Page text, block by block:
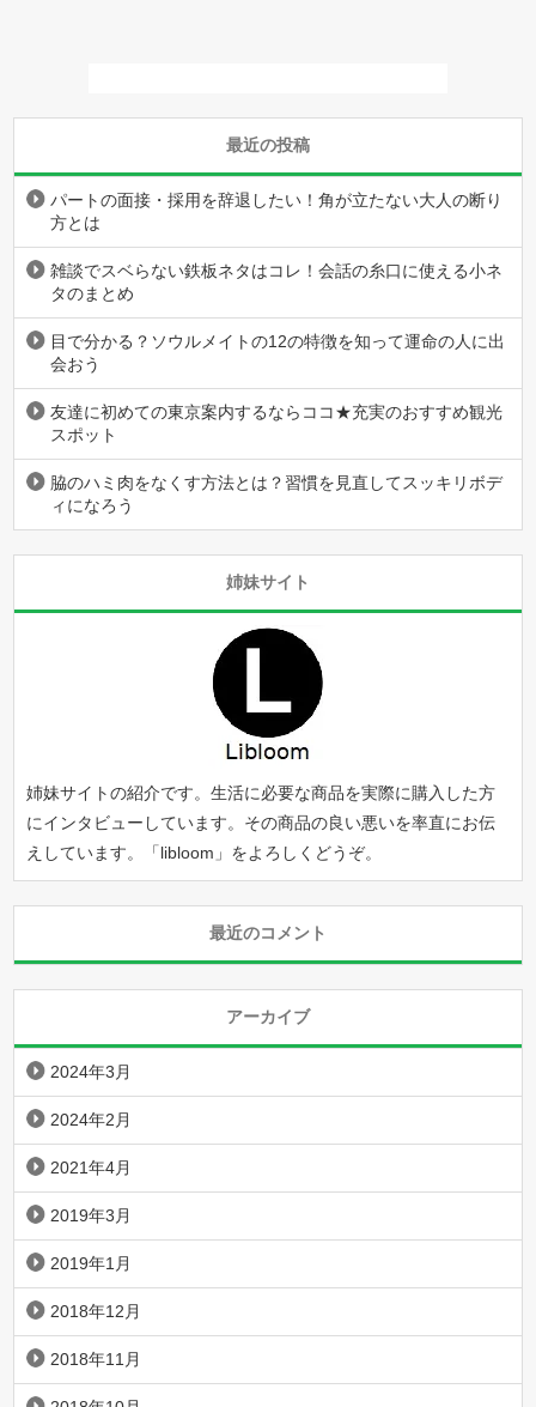
最近の投稿
パートの面接・採用を辞退したい！角が立たない大人の断り
方とは
雑談でスベらない鉄板ネタはコレ！会話の糸口に使える小ネ
タのまとめ
目で分かる？ソウルメイトの12の特徴を知って運命の人に出
会おう
友達に初めての東京案内するならココ★充実のおすすめ観光
スポット
脇のハミ肉をなくす方法とは？習慣を見直してスッキリボデ
ィになろう
姉妹サイト
姉妹サイトの紹介です。生活に必要な商品を実際に購入した方
にインタビューしています。その商品の良い悪いを率直にお伝
えしています。「libloom 」をよろしくどうぞ。
最近のコメント
アーカイブ
2024年3月
2024年2月
2021年4月
2019年3月
2019年1月
2018年12月
2018年11月